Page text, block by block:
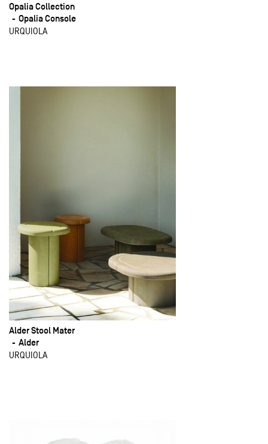
Opalia Collection
Opalia Console
URQUIOLA
Alder Stool Mater
Alder
URQUIOLA